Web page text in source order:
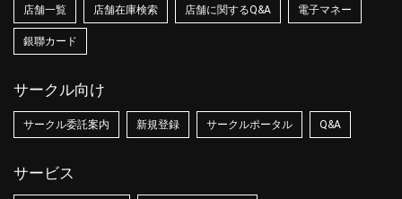
店舗一覧 店舗在庫検索 店舗に関するQ&A 電子マネー
銀聯カード
サークル向け
サークル委託案内 新規登録 サークルポータル Q&A
サービス